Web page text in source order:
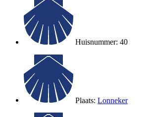
Huisnummer: 40
Plaats: Lonneker